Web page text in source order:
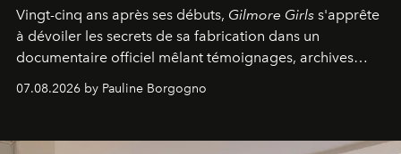
Vingt-cinq ans après ses débuts, Gilmore Girls s'apprête
à dévoiler les secrets de sa fabrication dans un
documentaire officiel mêlant témoignages, archives
inédites et plongée dans les coulisses d'un phénomène
générationnel.
07.08.2026 by Pauline Borgogno